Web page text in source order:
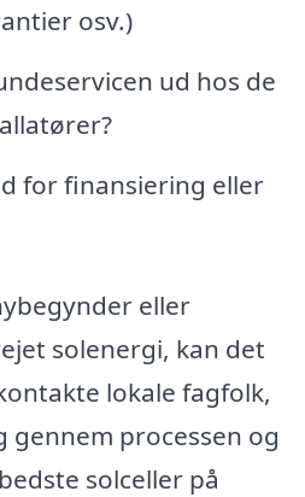
osv.)
ud hos de
for finansiering eller
eller
solenergi, kan det
lokale fagfolk,
gennem processen og
solceller på